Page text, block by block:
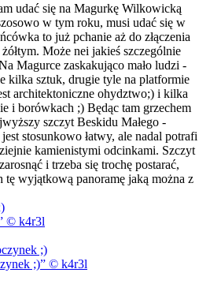
udać się na Magurkę Wilkowicką
w tym roku, musi udać się w
to już pchanie aż do złączenia
Może nei jakieś szczególnie
Magurce zaskakująco mało ludzi -
kilka sztuk, drugie tyle na platformie
architektoniczne ohydztwo;) i kilka
i borówkach ;) Będąc tam grzechem
szczyt Beskidu Małego -
stosunkowo łatwy, ale nadal potrafi
kamienistymi odcinkami. Szczyt
i trzeba się trochę postarać,
tę wyjątkową panoramę jaką można z
© k4r3l
;) © k4r3l